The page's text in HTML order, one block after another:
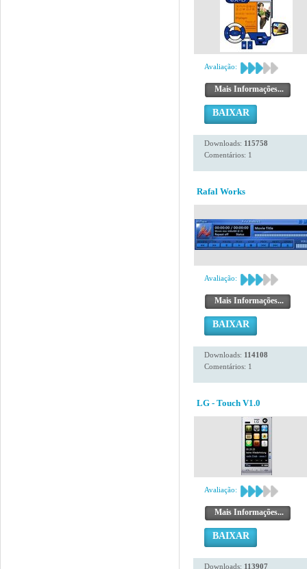
Avaliação:
Mais Informações...
BAIXAR
Downloads: 115758
Comentários: 1
Rafal Works
Avaliação:
Mais Informações...
BAIXAR
Downloads: 114108
Comentários: 1
LG - Touch V1.0
Avaliação:
Mais Informações...
BAIXAR
Downloads: 113907